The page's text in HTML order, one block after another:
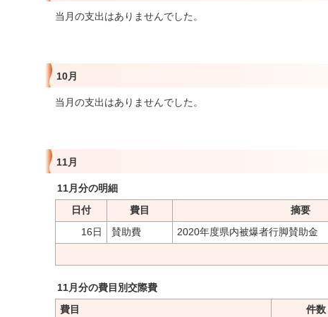
当月の支出はありませんでした。
10月
当月の支出はありませんでした。
11月
11月分の明細
日付 費目 摘要
16日 賛助費 2020年度県内被爆者行脚賛助金
11月分の費目別交際費
費目 件数